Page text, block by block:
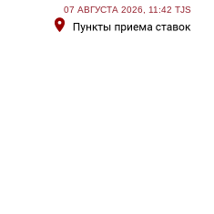
07 АВГУСТА 2026, 11:42 TJS